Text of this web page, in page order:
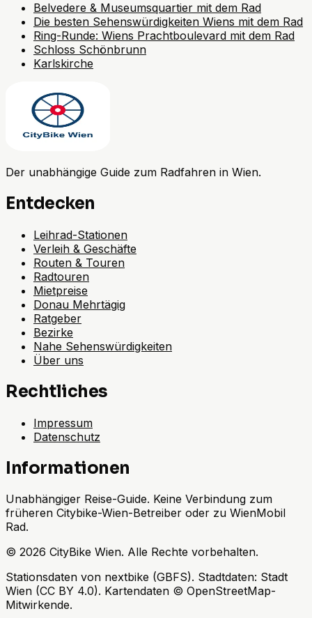
Belvedere & Museumsquartier mit dem Rad
Die besten Sehenswürdigkeiten Wiens mit dem Rad
Ring-Runde: Wiens Prachtboulevard mit dem Rad
Schloss Schönbrunn
Karlskirche
Der unabhängige Guide zum Radfahren in Wien.
Entdecken
Leihrad-Stationen
Verleih & Geschäfte
Routen & Touren
Radtouren
Mietpreise
Donau Mehrtägig
Ratgeber
Bezirke
Nahe Sehenswürdigkeiten
Über uns
Rechtliches
Impressum
Datenschutz
Informationen
Unabhängiger Reise-Guide. Keine Verbindung zum
früheren Citybike-Wien-Betreiber oder zu WienMobil
Rad.
© 2026 CityBike Wien. Alle Rechte vorbehalten.
Stationsdaten von nextbike (GBFS). Stadtdaten: Stadt
Wien (CC BY 4.0). Kartendaten © OpenStreetMap-
Mitwirkende.